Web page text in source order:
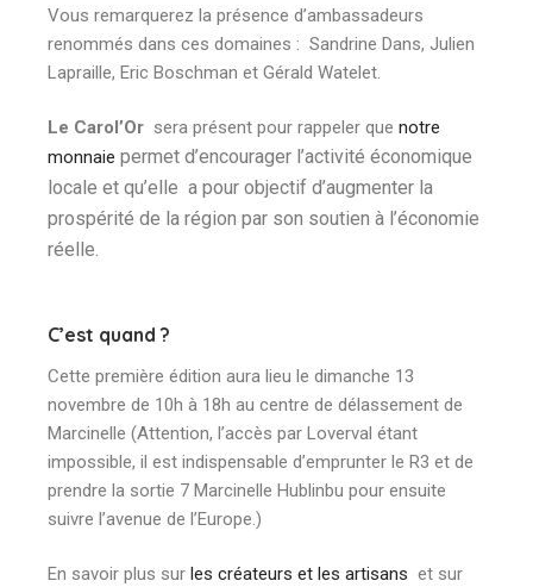
Vous remarquerez la présence d’ambassadeurs
renommés dans ces domaines : Sandrine Dans, Julien
Lapraille, Eric Boschman et Gérald Watelet.
Le Carol’Or sera présent pour rappeler que notre
monnaie permet d’encourager l’activité économique
locale et qu’elle a pour objectif d’augmenter la
prospérité de la région par son soutien à l’économie
réelle.
C’est quand ?
Cette première édition aura lieu le dimanche 13
novembre de 10h à 18h au centre de délassement de
Marcinelle (Attention, l’accès par Loverval étant
impossible, il est indispensable d’emprunter le R3 et de
prendre la sortie 7 Marcinelle Hublinbu pour ensuite
suivre l’avenue de l’Europe.)
En savoir plus sur les créateurs et les artisans et sur